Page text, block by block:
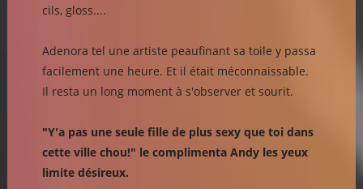
cils, gloss....
Adenora tel une artiste peaufinant sa toile y passa
facilement une heure. Et il était méconnaissable.
Il resta un long moment à s'observer et sourit.
"Y'a pas une seule fille de plus sexy que toi dans
cette ville chou!" le complimenta Andy les yeux
limite désireux.